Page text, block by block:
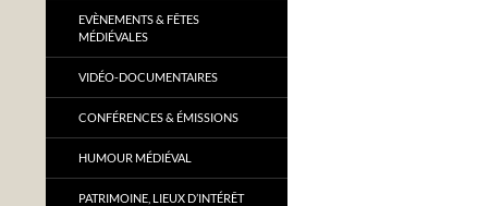
EVÈNEMENTS & FÊTES
MÉDIÉVALES
VIDÉO-DOCUMENTAIRES
CONFÉRENCES & ÉMISSIONS
HUMOUR MÉDIÉVAL
PATRIMOINE, LIEUX D’INTÉRÊT